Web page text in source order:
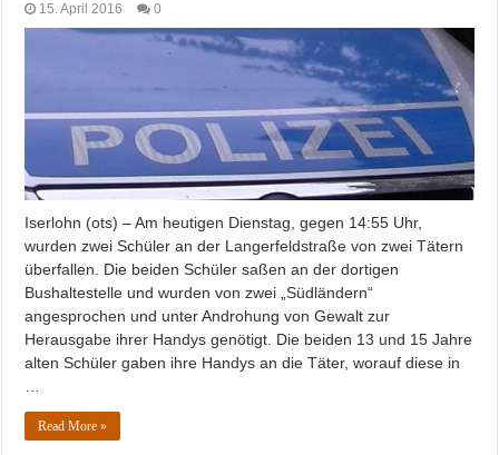
15. April 2016 0
Iserlohn (ots) – Am heutigen Dienstag, gegen 14:55 Uhr,
wurden zwei Schüler an der Langerfeldstraße von zwei Tätern
überfallen. Die beiden Schüler saßen an der dortigen
Bushaltestelle und wurden von zwei „Südländern“
angesprochen und unter Androhung von Gewalt zur
Herausgabe ihrer Handys genötigt. Die beiden 13 und 15 Jahre
alten Schüler gaben ihre Handys an die Täter, worauf diese in
…
Read More »